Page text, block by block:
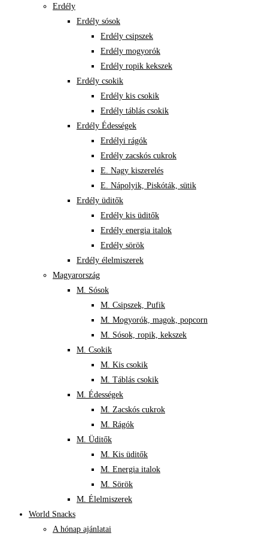
Erdély
Erdély sósok
Erdély csipszek
Erdély mogyorók
Erdély ropik kekszek
Erdély csokik
Erdély kis csokik
Erdély táblás csokik
Erdély Édességek
Erdélyi rágók
Erdély zacskós cukrok
E. Nagy kiszerelés
E. Nápolyik, Piskóták, sütik
Erdély üditők
Erdély kis üditők
Erdély energia italok
Erdély sörök
Erdély élelmiszerek
Magyarország
M. Sósok
M. Csipszek, Pufik
M. Mogyorók, magok, popcorn
M. Sósok, ropik, kekszek
M. Csokik
M. Kis csokik
M. Táblás csokik
M. Édességek
M. Zacskós cukrok
M. Rágók
M. Üditők
M. Kis üditők
M. Energia italok
M. Sörök
M. Élelmiszerek
World Snacks
A hónap ajánlatai